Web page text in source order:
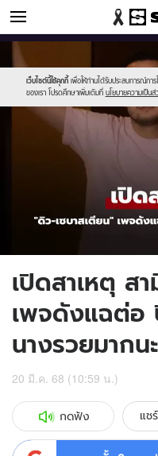
ข่าวบันเทิง
เว็บไซต์นี้ใช้คุกกี้ เพื่อให้ท่านได้รับประสบการณ์กา
ของเรา โปรดศึกษาเพิ่มเติมที่ นโยบายความเป็น
Sanook
//s.isanook.com/sr/0/images/
new-
sanook.png
600
60
//s.isanook.com/ns/0/ud/1953/
เปิดสาเหตุ ส
เพจดังแฉต่อ
นางรวยมากน
20 มี.ค. 68 (10:59 น.)
กดฟัง แชร์